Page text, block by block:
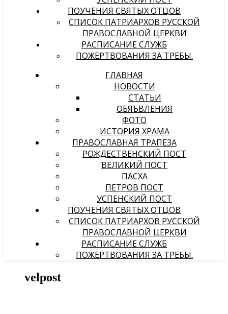
ПОУЧЕНИЯ СВЯТЫХ ОТЦОВ
СПИСОК ПАТРИАРХОВ РУССКОЙ
ПРАВОСЛАВНОЙ ЦЕРКВИ
РАСПИСАНИЕ СЛУЖБ
ПОЖЕРТВОВАНИЯ ЗА ТРЕБЫ.
ГЛАВНАЯ
НОВОСТИ
СТАТЬИ
ОБЯЪВЛЕНИЯ
ФОТО
ИСТОРИЯ ХРАМА
ПРАВОСЛАВНАЯ ТРАПЕЗА
РОЖДЕСТВЕНСКИЙ ПОСТ
ВЕЛИКИЙ ПОСТ
ПАСХА
ПЕТРОВ ПОСТ
УСПЕНСКИЙ ПОСТ
ПОУЧЕНИЯ СВЯТЫХ ОТЦОВ
СПИСОК ПАТРИАРХОВ РУССКОЙ
ПРАВОСЛАВНОЙ ЦЕРКВИ
РАСПИСАНИЕ СЛУЖБ
ПОЖЕРТВОВАНИЯ ЗА ТРЕБЫ.
velpost